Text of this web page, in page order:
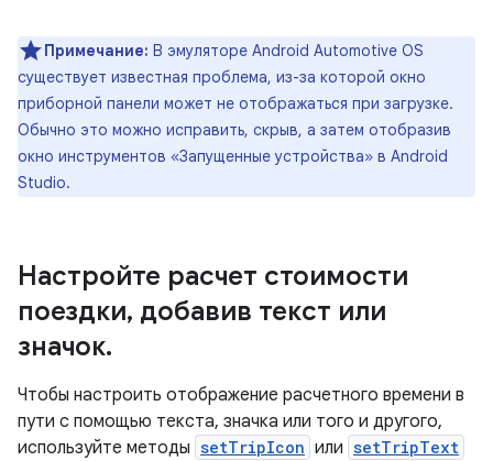
Примечание: В эмуляторе Android Automotive OS
существует известная проблема, из-за которой окно
приборной панели может не отображаться при загрузке.
Обычно это можно исправить, скрыв, а затем отобразив
окно инструментов «Запущенные устройства» в Android
Studio.
Настройте расчет стоимости
поездки, добавив текст или
значок.
Чтобы настроить отображение расчетного времени в
пути с помощью текста, значка или того и другого,
используйте методы setTripIcon или setTripText